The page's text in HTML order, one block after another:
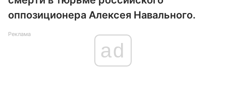
оппозиционера Алексея Навального.
Реклама
ad